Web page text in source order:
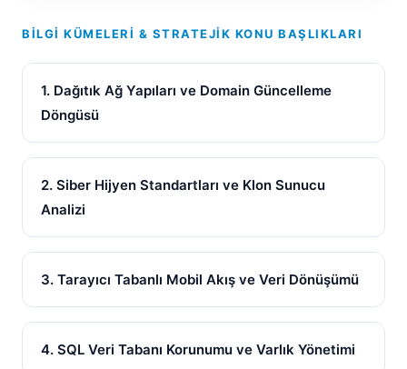
BILGI KÜMELERI & STRATEJIK KONU BAŞLIKLARI
1. Dağıtık Ağ Yapıları ve Domain Güncelleme
Döngüsü
2. Siber Hijyen Standartları ve Klon Sunucu
Analizi
3. Tarayıcı Tabanlı Mobil Akış ve Veri Dönüşümü
4. SQL Veri Tabanı Korunumu ve Varlık Yönetimi